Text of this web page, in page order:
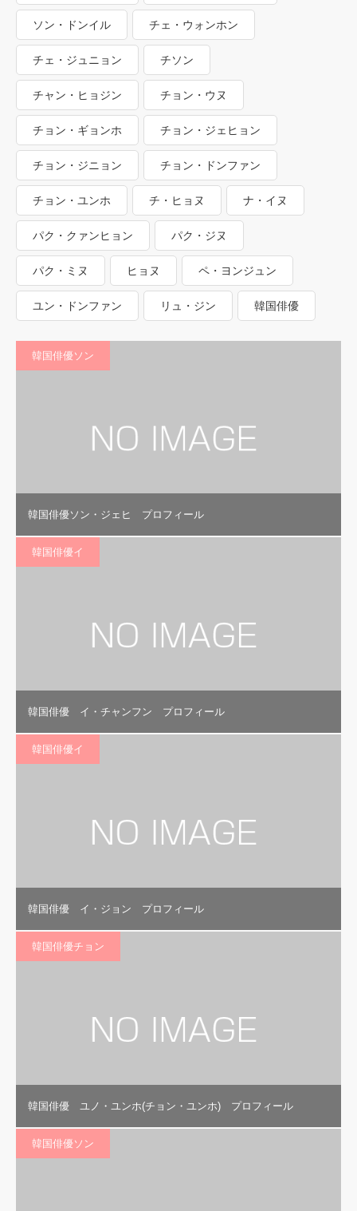
ソン・ドンイル チェ・ウォンホン
チェ・ジュニョン チソン
チャン・ヒョジン チョン・ウヌ
チョン・ギョンホ チョン・ジェヒョン
チョン・ジニョン チョン・ドンファン
チョン・ユンホ チ・ヒョヌ ナ・イヌ
パク・クァンヒョン パク・ジヌ
パク・ミヌ ヒョヌ ペ・ヨンジュン
ユン・ドンファン リュ・ジン 韓国俳優
韓国俳優ソン
韓国俳優ソン・ジェヒ プロフィール
韓国俳優イ
韓国俳優 イ・チャンフン プロフィール
韓国俳優イ
韓国俳優 イ・ジョン プロフィール
韓国俳優チョン
韓国俳優 ユノ・ユンホ(チョン・ユンホ) プロフィール
韓国俳優ソン